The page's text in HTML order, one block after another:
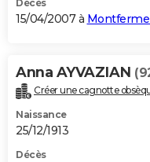
Décès
15/04/2007 à
Anna AYVAZIAN
Créer une cagnotte
Naissance
25/12/1913
Décès